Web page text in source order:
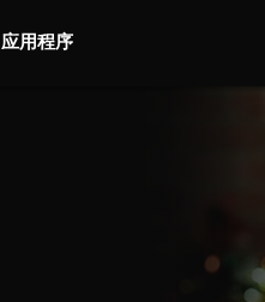
应用程序